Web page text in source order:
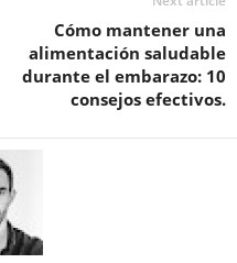
Cómo mantener una
alimentación saludable
durante el embarazo: 10
consejos efectivos.